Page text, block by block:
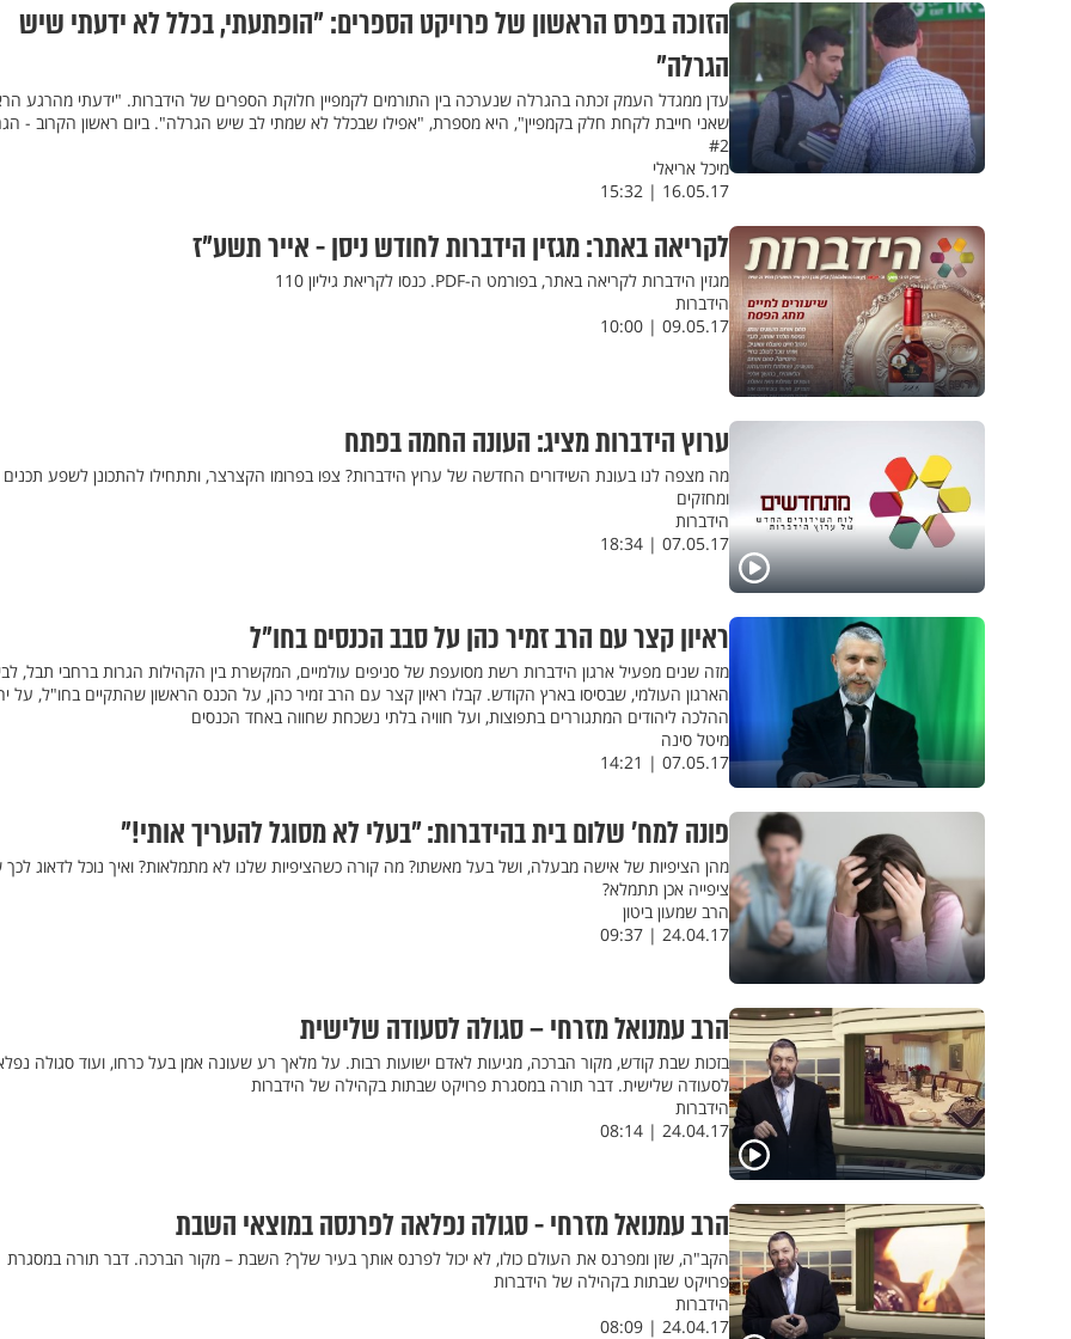
הזוכה בפרס הראשון של פרויקט הספרים: "הופתעתי, בכלל לא ידעתי שיש
הגרלה"
עדן ממגדל העמק זכתה בהגרלה שנערכה בין התורמים לקמפיין חלוקת הספרים של הידברות. "ידעתי מהרגע
שאני חייבת לקחת חלק בקמפיין", היא מספרת, "אפילו שבכלל לא שמתי לב שיש הגרלה". ביום ראשון הקרוב -
#2
מיכל אריאלי
16.05.17 | 15:32
לקריאה באתר: מגזין הידברות לחודש ניסן - אייר תשע"ז
מגזין הידברות לקריאה באתר, בפורמט ה-PDF. כנסו לקריאת גיליון 110
הידברות
09.05.17 | 10:00
ערוץ הידברות מציג: העונה החמה בפתח
מה מצפה לנו בעונת השידורים החדשה של ערוץ הידברות? צפו בפרומו הקצרצר, ותתחילו להתכונן לשפע
ומחזקים
הידברות
07.05.17 | 18:34
ראיון קצר עם הרב זמיר כהן על סבב הכנסים בחו"ל
מזה שנים מפעיל ארגון הידברות רשת מסועפת של סניפים עולמיים, המקשרת בין הקהילות הגרות ברחבי תבל,
הארגון העולמי, שבסיסו בארץ הקודש. קבלו ראיון קצר עם הרב זמיר כהן, על הכנס הראשון שהתקיים בחו"ל, על
ההלכה ליהודים המתגוררים בתפוצות, ועל חוויה בלתי נשכחת שחווה באחד הכנסים
מיטל סינה
07.05.17 | 14:21
פונה למח' שלום בית בהידברות: "בעלי לא מסוגל להעריך אותי!"
מהן הציפיות של אישה מבעלה, ושל בעל מאשתו? מה קורה כשהציפיות שלנו לא מתמלאות? ואיך נוכל לדאוג
ציפייה אכן תתמלא?
הרב שמעון ביטון
24.04.17 | 09:37
הרב עמנואל מזרחי – סגולה לסעודה שלישית
בזכות שבת קודש, מקור הברכה, מגיעות לאדם ישועות רבות. על מלאך רע שעונה אמן בעל כרחו, ועוד סגולה
לסעודה שלישית. דבר תורה במסגרת פרויקט שבתות בקהילה של הידברות
הידברות
24.04.17 | 08:14
הרב עמנואל מזרחי - סגולה נפלאה לפרנסה במוצאי השבת
הקב"ה, שזן ומפרנס את העולם כולו, לא יכול לפרנס אותך בעיר שלך? השבת – מקור הברכה. דבר תורה במסגרת
פרויקט שבתות בקהילה של הידברות
הידברות
24.04.17 | 08:09